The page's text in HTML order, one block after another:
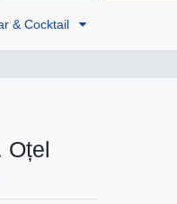
& Cocktail
Oțel